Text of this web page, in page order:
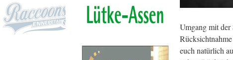
Umgang mit
euch natürlich